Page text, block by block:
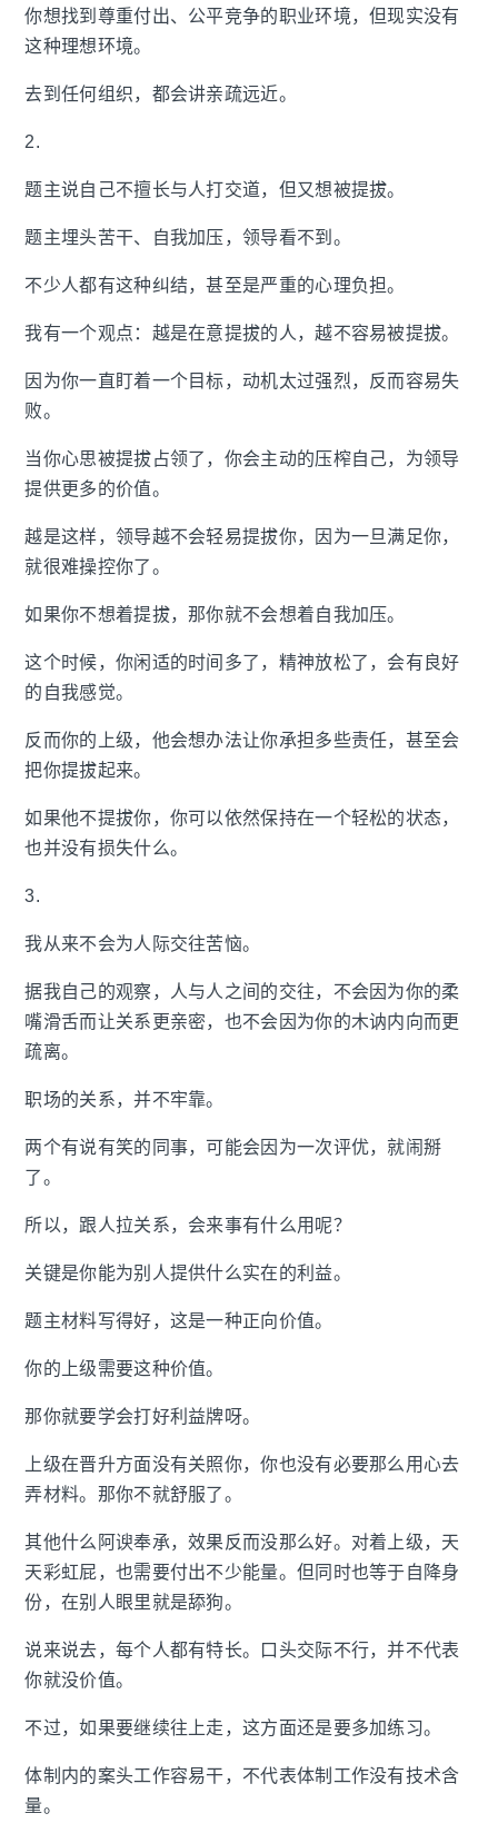
你想找到尊重付出、公平竞争的职业环境，但现实没有
这种理想环境。
去到任何组织，都会讲亲疏远近。
2.
题主说自己不擅长与人打交道，但又想被提拔。
题主埋头苦干、自我加压，领导看不到。
不少人都有这种纠结，甚至是严重的心理负担。
我有一个观点：越是在意提拔的人，越不容易被提拔。
因为你一直盯着一个目标，动机太过强烈，反而容易失
败。
当你心思被提拔占领了，你会主动的压榨自己，为领导
提供更多的价值。
越是这样，领导越不会轻易提拔你，因为一旦满足你，
就很难操控你了。
如果你不想着提拔，那你就不会想着自我加压。
这个时候，你闲适的时间多了，精神放松了，会有良好
的自我感觉。
反而你的上级，他会想办法让你承担多些责任，甚至会
把你提拔起来。
如果他不提拔你，你可以依然保持在一个轻松的状态，
也并没有损失什么。
3.
我从来不会为人际交往苦恼。
据我自己的观察，人与人之间的交往，不会因为你的柔
嘴滑舌而让关系更亲密，也不会因为你的木讷内向而更
疏离。
职场的关系，并不牢靠。
两个有说有笑的同事，可能会因为一次评优，就闹掰
了。
所以，跟人拉关系，会来事有什么用呢？
关键是你能为别人提供什么实在的利益。
题主材料写得好，这是一种正向价值。
你的上级需要这种价值。
那你就要学会打好利益牌呀。
上级在晋升方面没有关照你，你也没有必要那么用心去
弄材料。那你不就舒服了。
其他什么阿谀奉承，效果反而没那么好。对着上级，天
天彩虹屁，也需要付出不少能量。但同时也等于自降身
份，在别人眼里就是舔狗。
说来说去，每个人都有特长。口头交际不行，并不代表
你就没价值。
不过，如果要继续往上走，这方面还是要多加练习。
体制内的案头工作容易干，不代表体制工作没有技术含
量。